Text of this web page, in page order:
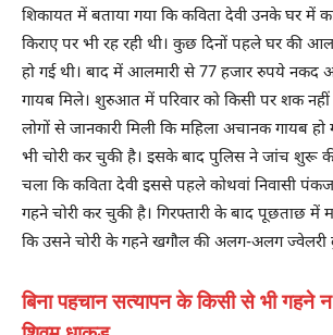
शिकायत में बताया गया कि कविता देवी उनके घर में
किराए पर भी रह रही थी। कुछ दिनों पहले घर की
हो गई थी। बाद में आलमारी से 77 हजार रुपये नकद
गायब मिले। शुरुआत में परिवार को किसी पर शक
लोगों से जानकारी मिली कि महिला अचानक गायब
भी चोरी कर चुकी है। इसके बाद पुलिस ने जांच शुरू
चला कि कविता देवी इससे पहले कोथवां निवासी
गहने चोरी कर चुकी है। गिरफ्तारी के बाद पूछताछ में
कि उसने चोरी के गहने खगौल की अलग-अलग ज्वेलरी
बिना पहचान सत्यापन के किसी से भी गहने